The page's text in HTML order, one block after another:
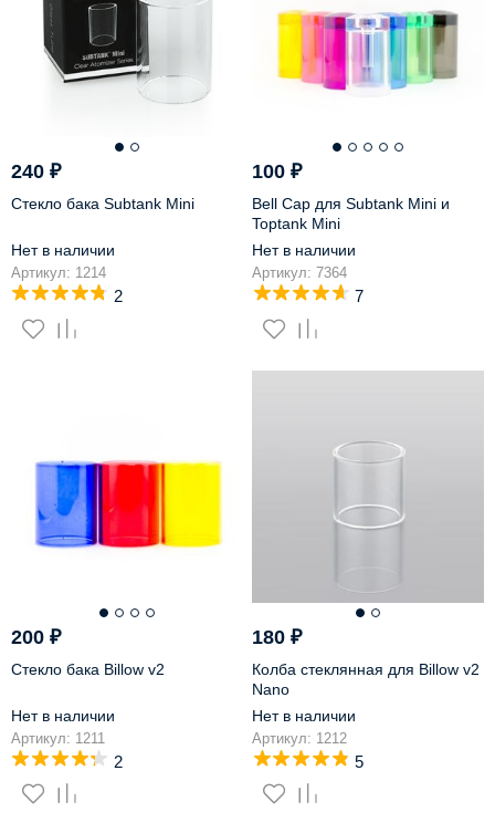
240 ₽
Стекло бака Subtank Mini
Нет в наличии
Артикул: 1214
2
100₽
Bell Cap для Subtank Mini и
Toptank Mini
Нет в наличии
Артикул: 7364
7
200 ₽
Стекло бака Billow v2
Нет в наличии
Артикул: 1211
2
180₽
Колба стеклянная для Billow v2
Nano
Нет в наличии
Артикул: 1212
5